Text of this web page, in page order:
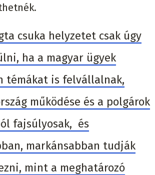
csuka helyzetet csak úgy
ha a magyar ügyek
témákat is felvállalnak,
működése és a polgárok
fajsúlyosak, és
markánsabban tudják
mint a meghatározó